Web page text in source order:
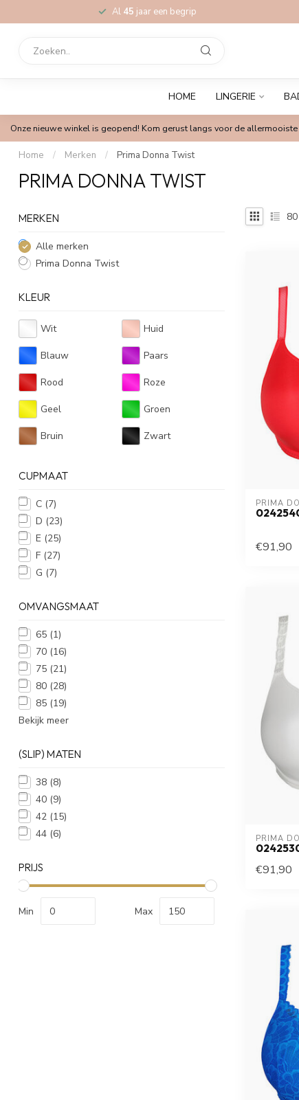
Al 45 jaar een begrip
HOME LINGERIE
Onze nieuwe winkel is geopend! Kom gerust langs voor de
Home / Merken / Prima Donna Twist
PRIMA DONNA TWIST
MERKEN
Alle merken
Prima Donna Twist
KLEUR
Wit Huid
Blauw Paars
Rood Roze
Geel Groen
Bruin Zwart
CUPMAAT
C (7)
D (23)
E (25)
F (27)
G (7)
OMVANGSMAAT
65 (1)
70 (16)
75 (21)
80 (28)
85 (19)
Bekijk meer
(SLIP) MATEN
38 (8)
40 (9)
42 (15)
44 (6)
PRIJS
Min Max
80
PRIMA
€91,90
PRIMA
€91,90